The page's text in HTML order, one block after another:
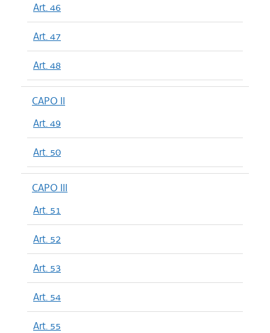
Art. 46
Art. 47
Art. 48
CAPO II
Art. 49
Art. 50
CAPO III
Art. 51
Art. 52
Art. 53
Art. 54
Art. 55